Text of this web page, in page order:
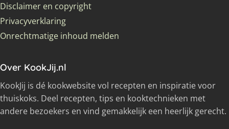
Disclaimer en copyright
Privacyverklaring
Onrechtmatige inhoud melden
Over KookJij.nl
KookJij is dé kookwebsite vol recepten en inspiratie voor
thuiskoks. Deel recepten, tips en kooktechnieken met
andere bezoekers en vind gemakkelijk een heerlijk gerecht.